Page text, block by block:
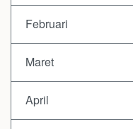
Februari
Maret
April